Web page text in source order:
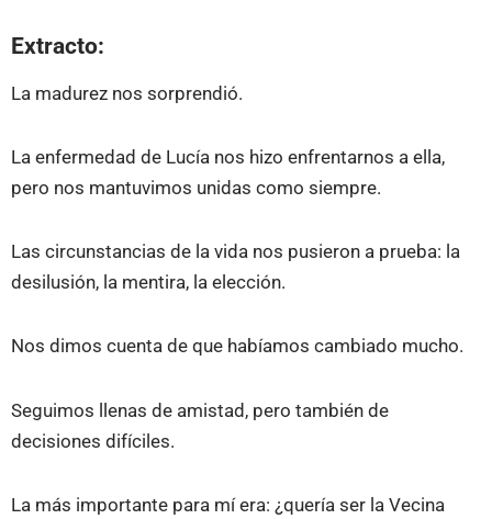
Extracto:
La madurez nos sorprendió.
La enfermedad de Lucía nos hizo enfrentarnos a ella,
pero nos mantuvimos unidas como siempre.
Las circunstancias de la vida nos pusieron a prueba: la
desilusión, la mentira, la elección.
Nos dimos cuenta de que habíamos cambiado mucho.
Seguimos llenas de amistad, pero también de
decisiones difíciles.
La más importante para mí era: ¿quería ser la Vecina